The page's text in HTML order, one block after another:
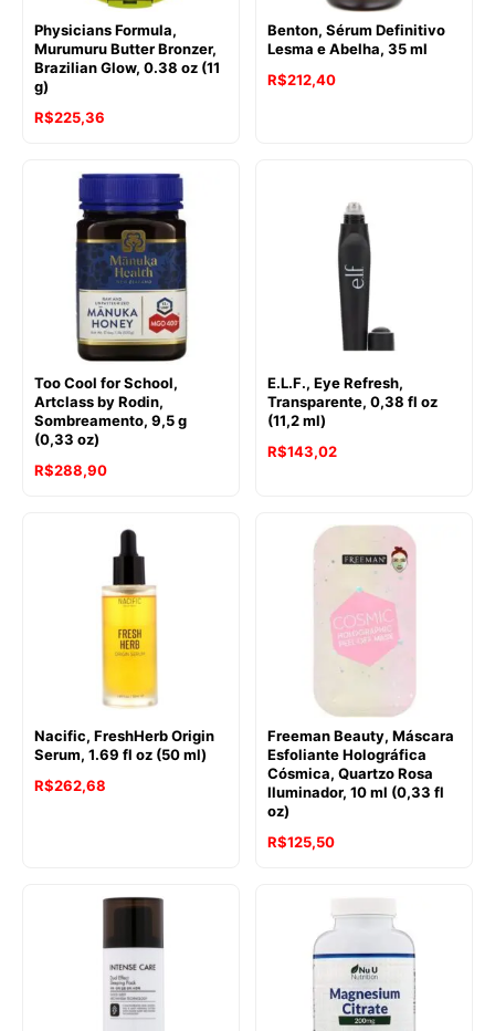
Physicians Formula,
Murumuru Butter Bronzer,
Brazilian Glow, 0.38 oz (11
g)
R$225,36
Benton, Sérum Definitivo
Lesma e Abelha, 35 ml
R$212,40
Too Cool for School,
Artclass by Rodin,
Sombreamento, 9,5 g
(0,33 oz)
R$288,90
E.L.F., Eye Refresh,
Transparente, 0,38 fl oz
(11,2 ml)
R$143,02
Nacific, FreshHerb Origin
Serum, 1.69 fl oz (50 ml)
R$262,68
Freeman Beauty, Máscara
Esfoliante Holográfica
Cósmica, Quartzo Rosa
Iluminador, 10 ml (0,33 fl
oz)
R$125,50